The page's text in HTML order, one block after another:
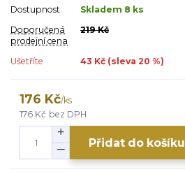
Dostupnost
Skladem 8 ks
Doporučená
prodejní cena
219 Kč
Ušetříte 43 Kč (sleva 20 %)
176 Kč/ks
176 Kč bez DPH
Přidat do košíku